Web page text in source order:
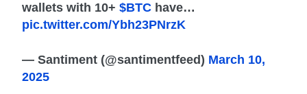
wallets with 10+$BTC have…
pic.twitter.com/Ybh23PNrzK
— Santiment (@santimentfeed) March 10,
2025